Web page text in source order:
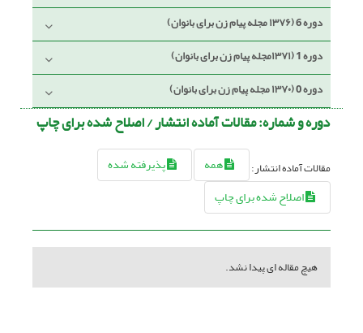
دوره 6 (۱۳۷۶ مجله پیام زن برای بانوان)
دوره 1 (۱۳۷۱مجله پیام زن برای بانوان)
دوره 0 (۱۳۷۰ مجله پیام زن برای بانوان)
دوره و شماره:مقالات آماده انتشار / اصلاح شده برای چاپ
مقالات آماده انتشار: همه
پذیرفته شده
اصلاح شده برای چاپ
هیچ مقاله ای پیدا نشد.